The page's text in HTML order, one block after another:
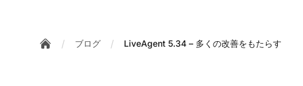
/ ブログ / LiveAgent 5.34 – 多くの改善をもたらす